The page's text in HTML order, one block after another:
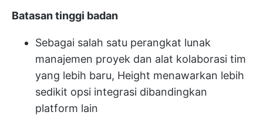
Batasan tinggi badan
Sebagai salah satu perangkat lunak
manajemen proyek dan alat kolaborasi tim
yang lebih baru, Height menawarkan lebih
sedikit opsi integrasi dibandingkan
platform lain